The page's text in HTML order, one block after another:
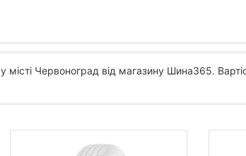
у місті Червоноград від магазину Шина365.